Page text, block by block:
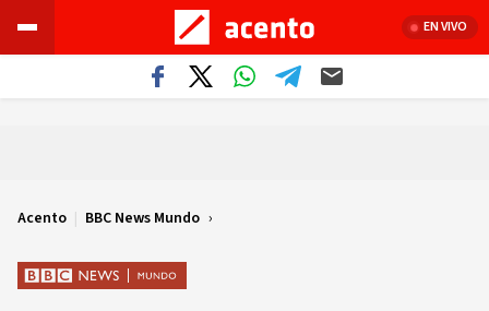
EN VIVO
Acento | BBC News Mundo